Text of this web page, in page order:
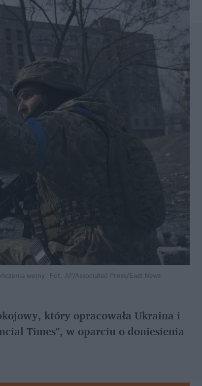
wojny. Fot. AP/Associated Press/East News
który opracowała Ukraina i
Times", w oparciu o doniesienia